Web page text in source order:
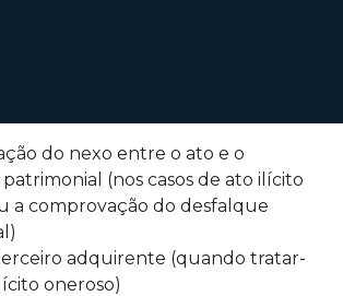
do nexo entre o ato e o
(nos casos de ato ilícito
a comprovação do desfalque
adquirente (quando tratar-
oneroso)